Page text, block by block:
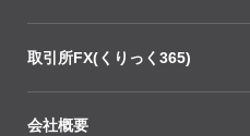
取引所FX(くりっく365)
会社概要